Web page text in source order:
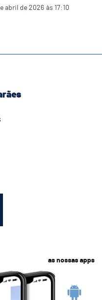
abril de 2026 às 17:10
as nossas apps